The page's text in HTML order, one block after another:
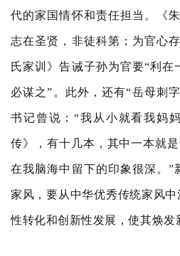
代的家国情怀和责任担当。《
志在圣贤，非徒科第；为官心
氏家训》告诫子孙为官要“利
必谋之”。此外，还有“岳母刺
书记曾说：“我从小就看我妈
传》，有十几本，其中一本就是
在我脑海中留下的印象很深。”
家风，要从中华优秀传统家风
性转化和创新性发展，使其焕发